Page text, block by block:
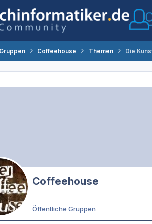
Gruppen Coffeehouse Themen Die
Coffeehouse
Öffentliche Gruppen